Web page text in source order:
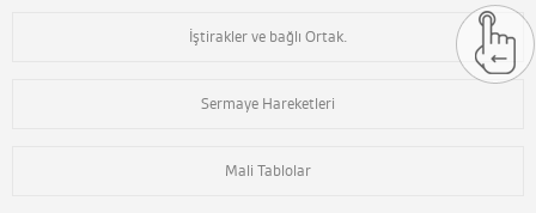
İştirakler ve bağlı Ortak.
Sermaye Hareketleri
Mali Tablolar